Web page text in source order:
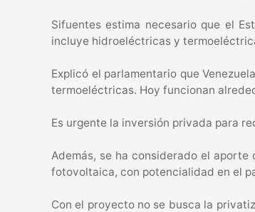
Sifuentes estima necesario que el
incluye hidroeléctricas y
Explicó el parlamentario que
termoeléctricas. Hoy funcionan
Es urgente la inversión privada para
Además, se ha considerado el
fotovoltaica, con potencialidad en el
Con el proyecto no se busca la